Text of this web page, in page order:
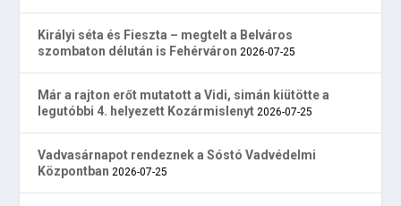
Királyi séta és Fieszta – megtelt a Belváros
szombaton délután is Fehérváron 2026-07-25
Már a rajton erőt mutatott a Vidi, simán kiütötte a
legutóbbi 4. helyezett Kozármislenyt 2026-07-25
Vadvasárnapot rendeznek a Sóstó Vadvédelmi
Központban 2026-07-25